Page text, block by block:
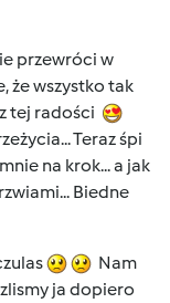
przewróci w
że wszystko tak
tej radości
Teraz śpi
na krok... a jak
Biedne
Nam
ja dopiero